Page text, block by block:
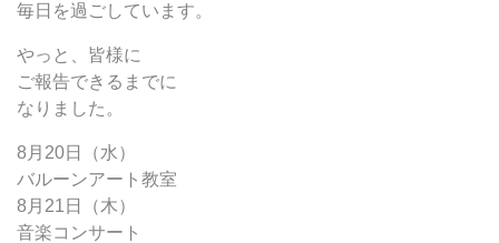
毎日を過ごしています。
やっと、皆様に
ご報告できるまでに
なりました。
8月20日（水）
バルーンアート教室
8月21日（木）
音楽コンサート